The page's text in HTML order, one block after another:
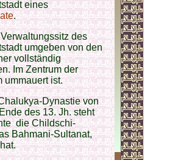
eines
.
des
umgeben von den
vollständig
Im Zentrum der
ummauert ist.
Dynastie von
des 13. Jh. steht
die Childschi-
Bahmani-Sultanat,